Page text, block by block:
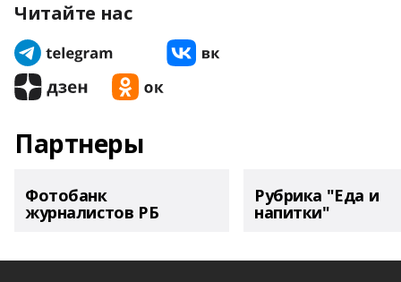
Читайте нас
Партнеры
Фотобанк
журналистов РБ
Рубрика "Еда и
напитки"